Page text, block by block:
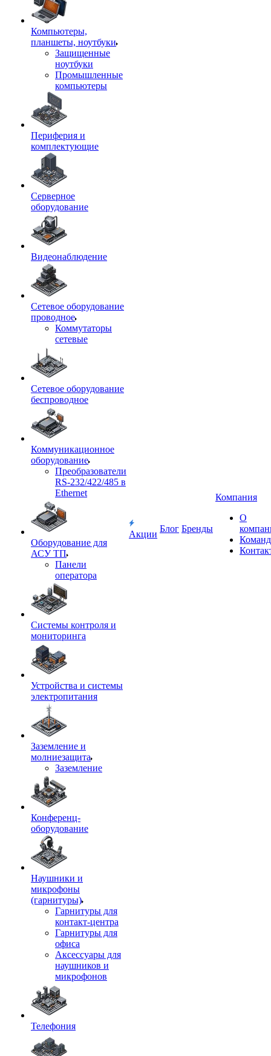
Компьютеры,
планшеты, ноутбуки
Защищенные
ноутбуки
Промышленные
компьютеры
Периферия и
комплектующие
Серверное
оборудование
Видеонаблюдение
Сетевое оборудование
проводное
Коммутаторы
сетевые
Сетевое оборудование
беспроводное
Коммуникационное
оборудование
Преобразователи
RS-232/422/485 в
Ethernet
Оборудование для
АСУ ТП
Панели
оператора
Системы контроля и
мониторинга
Устройства и системы
электропитания
Заземление и
молниезащита
Заземление
Конференц-
оборудование
Наушники и
микрофоны
(гарнитуры)
Гарнитуры для
контакт-центра
Гарнитуры для
офиса
Аксессуары для
наушников и
микрофонов
Телефония
Акции
Блог Бренды
Компания
О